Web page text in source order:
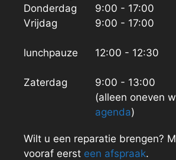
Donderdag
Vrijdag
lunchpauze
Zaterdag
9:00 - 17:00
9:00 - 17:00
12:00 - 12:30
9:00 - 13:00
(alleen oneven
agenda)
Wilt u een reparatie brengen?
vooraf eerst een afspraak.